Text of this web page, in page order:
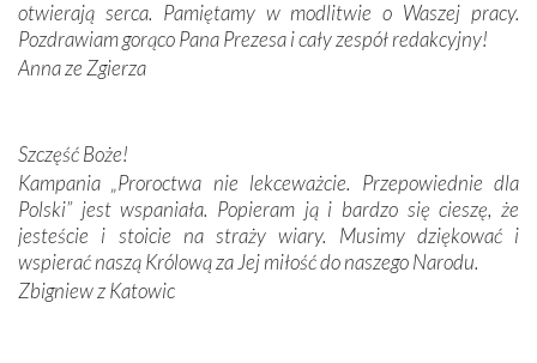
domy, w których żyli.
W miejscu objawień Matki Bożej zapaliliśmy świece
Podczas tej kilkudniowej wyprawy na każdym kroku
spotykaliśmy się z serdeczną otwartością
Portugalczyków. Podziwialiśmy ich ludową sztukę i
zwyczaje. Mimo że nasze kraje są od siebie bardzo
oddalone, w żaden sposób nie czuliśmy się obco.
Sprawiła to oczywiście sama Matka Boża, ale też
kulturowa bliskość biorąca swój początek w naszej
otwierają serca. Pamiętamy w modlitwie o Waszej pracy.
Pozdrawiam gorąco Pana Prezesa i cały zespół redakcyjny!
Anna ze Zgierza
Szczęść Boże!
Kampania „Proroctwa nie lekceważcie. Przepowiednie dla
Polski” jest wspaniała. Popieram ją i bardzo się cieszę, że
jesteście i stoicie na straży wiary. Musimy dziękować i
wspierać naszą Królową za Jej miłość do naszego Narodu.
Zbigniew z Katowic